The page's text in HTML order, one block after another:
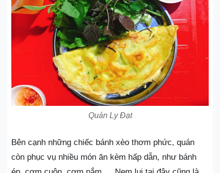
Quán Ly Đạt
Bên cạnh những chiếc bánh xèo thơm phức, quán
còn phục vụ nhiều món ăn kèm hấp dẫn, như bánh